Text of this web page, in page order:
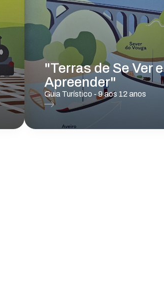
"Terras de Se Ver e
Apreender"
Guia Turístico - 9 aos 12 anos